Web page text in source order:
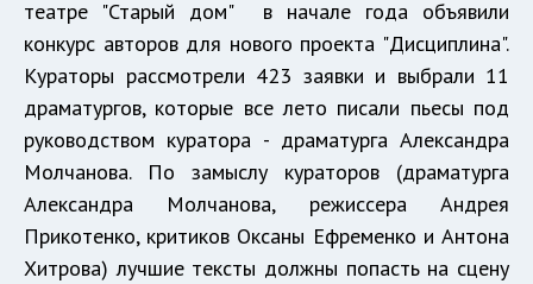
театре "Старый дом" в начале года объявили
конкурс авторов для нового проекта "Дисциплина".
Кураторы рассмотрели 423 заявки и выбрали 11
драматургов, которые все лето писали пьесы под
руководством куратора - драматурга Александра
Молчанова. По замыслу кураторов (драматурга
Александра Молчанова, режиссера Андрея
Прикотенко, критиков Оксаны Ефременко и Антона
Хитрова) лучшие тексты должны попасть на сцену